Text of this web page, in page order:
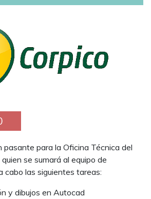
pasante para la Oficina Técnica del
se sumará al equipo de
cabo las siguientes tareas:
y dibujos en Autocad